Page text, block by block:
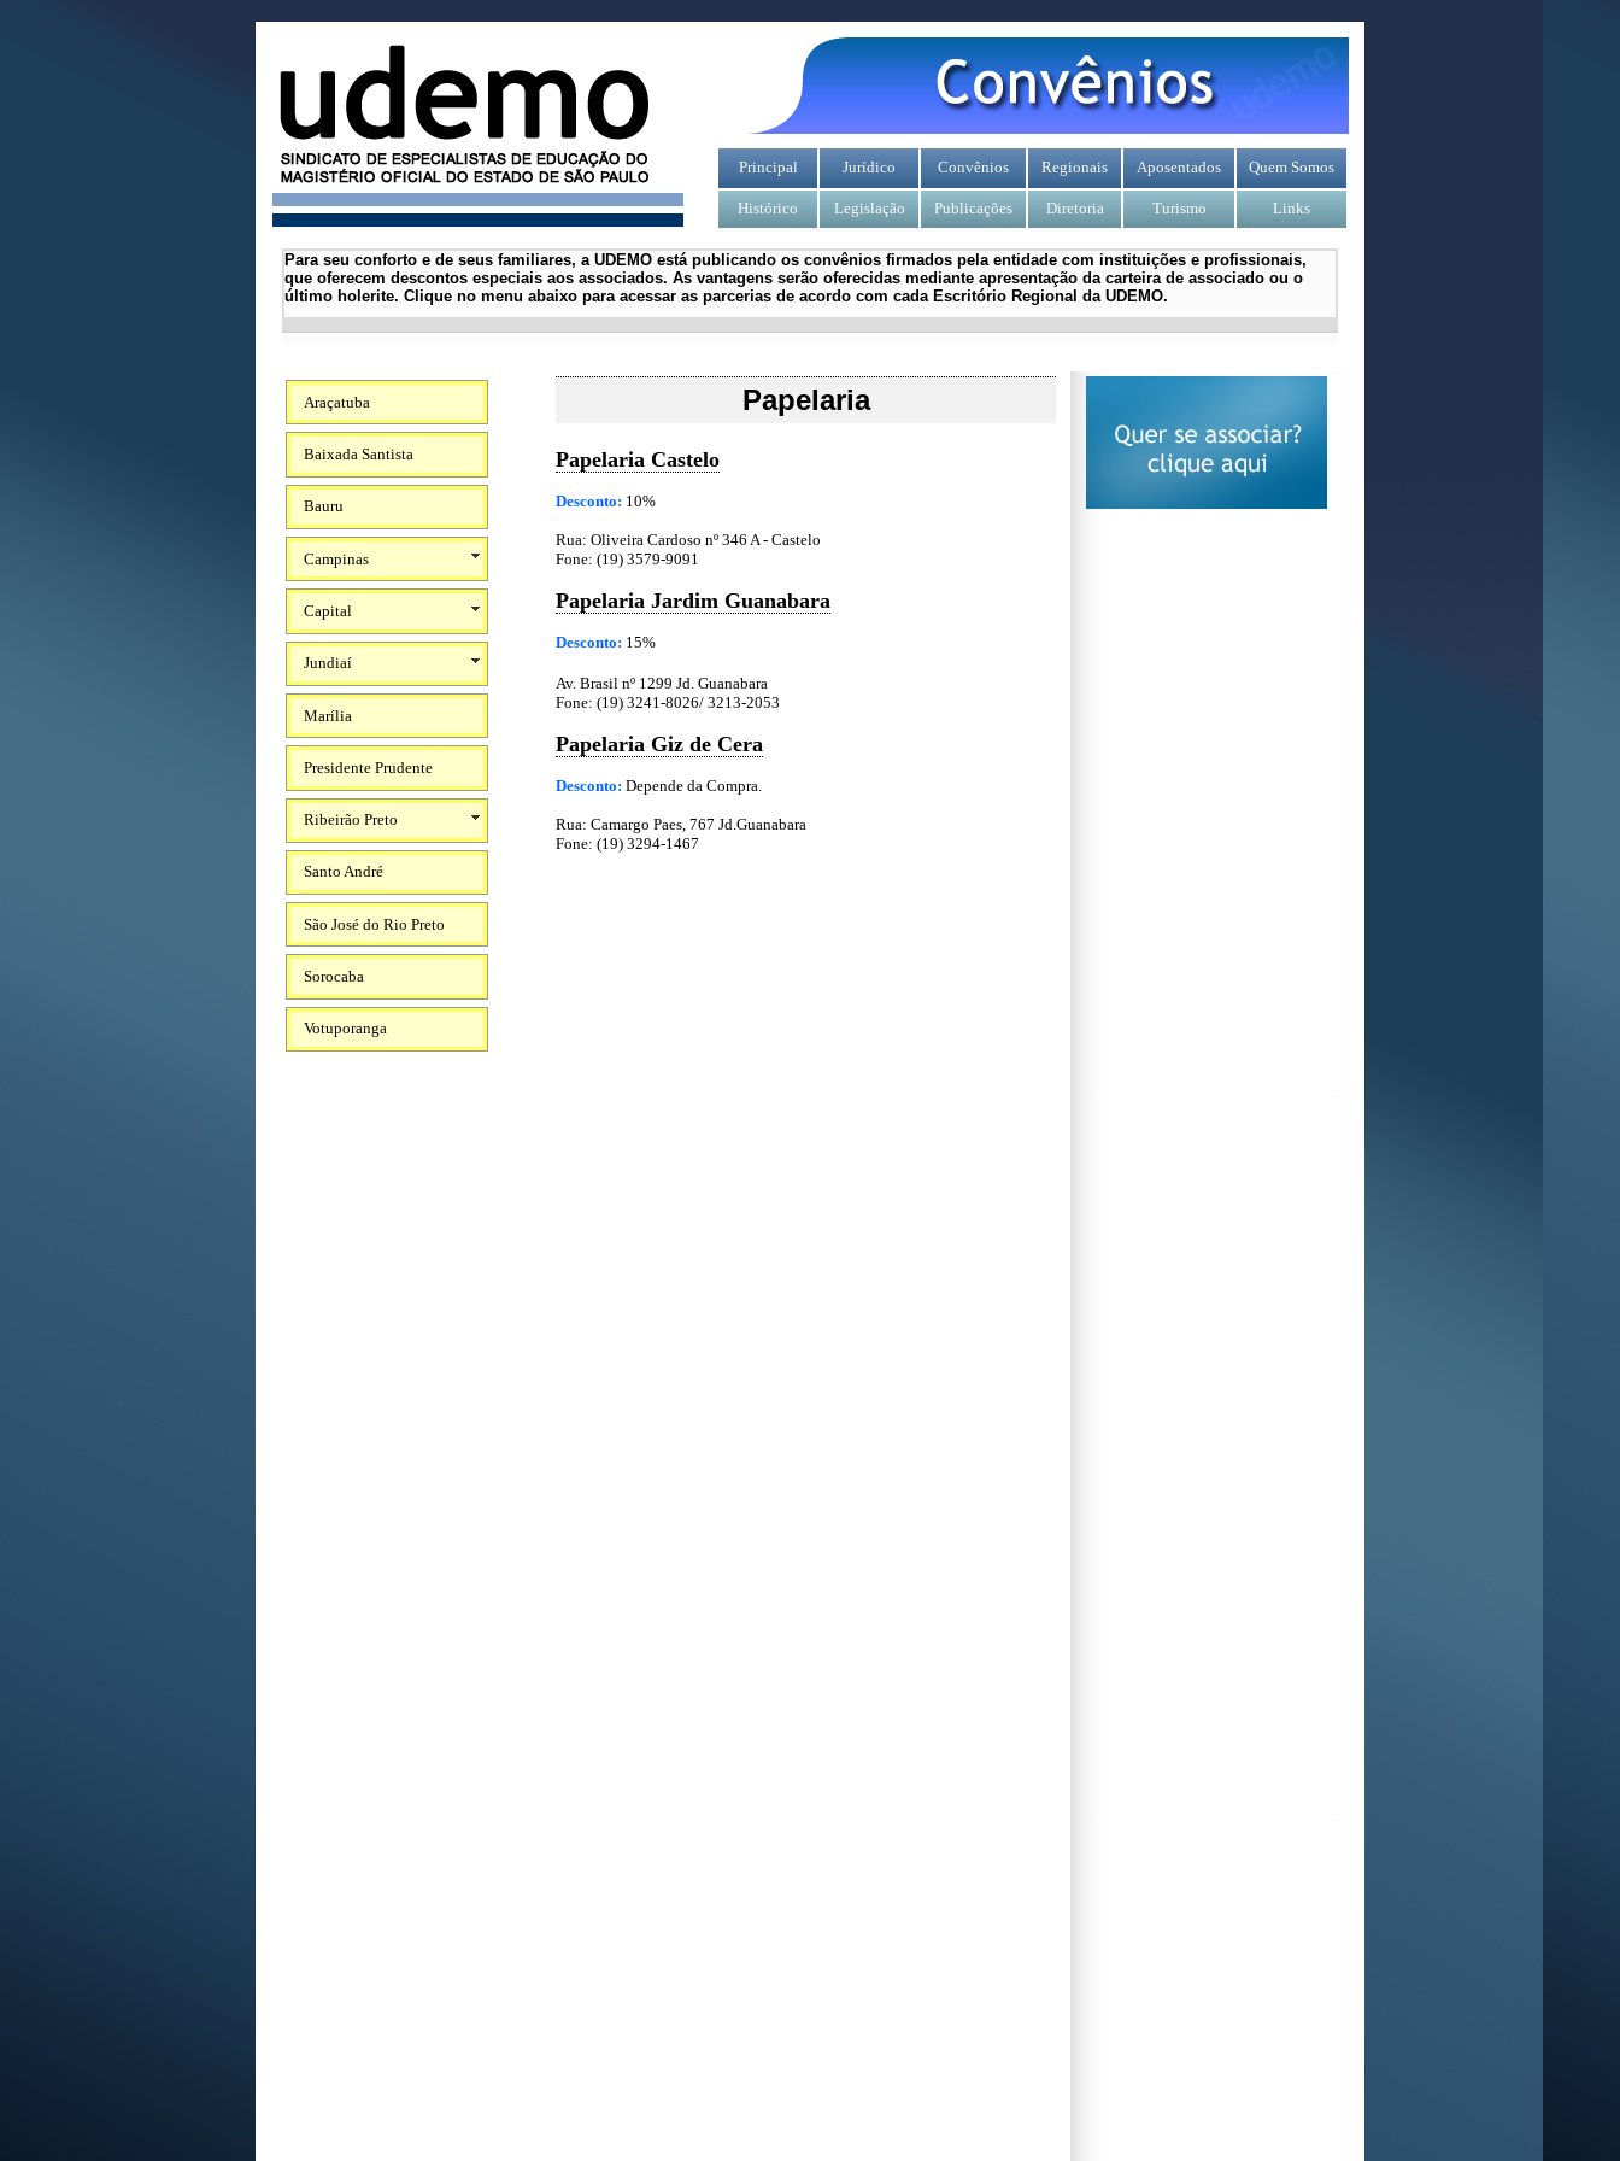
Principal Jurídico Convênios Regionais Aposentados Quem Somos
Histórico Legislação Publicações Diretoria Turismo Links
Para seu conforto e de seus familiares, a UDEMO está publicando os convênios firmados pela entidade com instituições e profissionais,
que oferecem descontos especiais aos associados. As vantagens serão oferecidas mediante apresentação da carteira de associado ou o
último holerite. Clique no menu abaixo para acessar as parcerias de acordo com cada Escritório Regional da UDEMO.
Araçatuba
Baixada Santista
Bauru
Campinas
Capital
Jundiaí
Marília
Presidente Prudente
Ribeirão Preto
Santo André
São José do Rio Preto
Sorocaba
Votuporanga
Papelaria
Papelaria Castelo
Desconto: 10%
Rua: Oliveira Cardoso nº 346 A - Castelo
Fone: (19) 3579-9091
Papelaria Jardim Guanabara
Desconto: 15%
Av. Brasil nº 1299 Jd. Guanabara
Fone: (19) 3241-8026/ 3213-2053
Papelaria Giz de Cera
Desconto: Depende da Compra.
Rua: Camargo Paes, 767 Jd.Guanabara
Fone: (19) 3294-1467